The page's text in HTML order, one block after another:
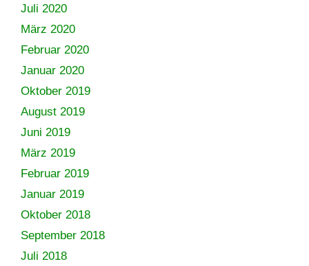
Juli 2020
März 2020
Februar 2020
Januar 2020
Oktober 2019
August 2019
Juni 2019
März 2019
Februar 2019
Januar 2019
Oktober 2018
September 2018
Juli 2018